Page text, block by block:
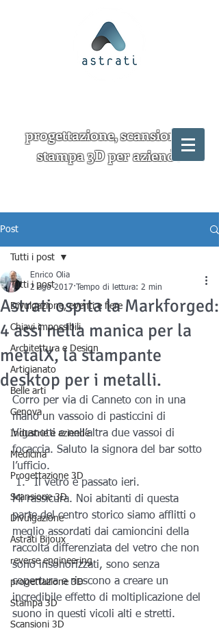
progettazione, scansione e
stampa 3D per aziende
Post
Tutti i post
Divulgazione, eventi e fiere
Chiavi impossibili
Architettura e Design
Artigianato
Belle arti
Genova
Industrie e aziende
Medicina
Progettazione 3D
Scansione 3D
Divulgazione
Astrati Bijoux
reverse engineering
progettazione 3D
Stampa 3D
Scansioni 3D
Tutti i post
Astrati ospita la Markforged:
4 assi nella manica per la
metalX, la stampante
desktop per i metalli.
Enrico Olia
2 ago 2017
Tempo di lettura: 2 min
Corro per via di Canneto con in una
mano un vassoio di pasticcini di
Viganotti e nell’altra due vassoi di
focaccia. Saluto la signora del bar sotto
l’ufficio.
Il vetro è passato ieri.
Mi rassicura. Noi abitanti di questa
parte del centro storico siamo afflitti o
meglio assordati dai camioncini della
raccolta differenziata del vetro che non
sono insonorizzati, sono senza
copertura e riescono a creare un
incredibile effetto di moltiplicazione del
suono in questi vicoli alti e stretti.